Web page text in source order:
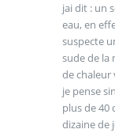
jai dit : un
eau, en
suspecte
sude de la
de chaleur
je pense
plus de
dizaine de